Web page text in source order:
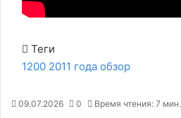
Теги
1200 2011 года обзор
09.07.2026 0 Время чтения: 7 мин.